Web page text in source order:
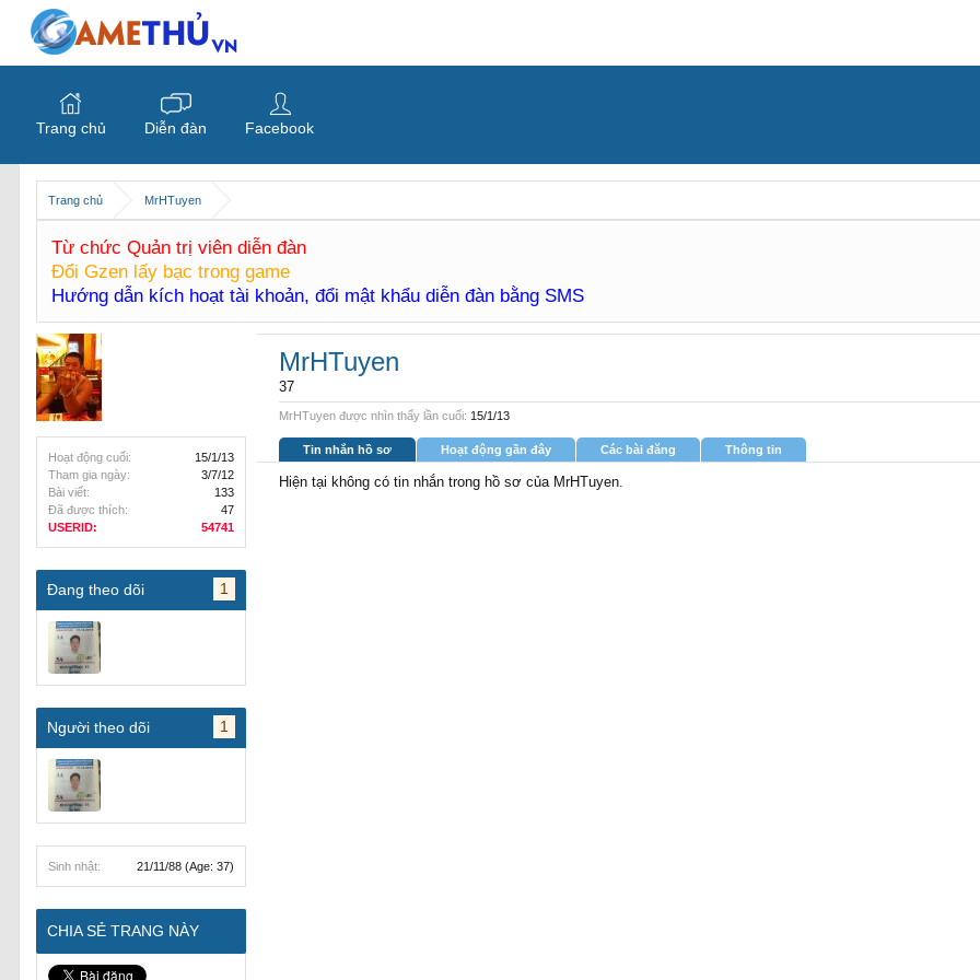
Trang chủ MrHTuyen
Từ chức Quản trị viên diễn đàn
Đổi Gzen lấy bạc trong game
Hướng dẫn kích hoạt tài khoản, đổi mật khẩu diễn đàn bằng SMS
Hoạt động cuối:
15/1/13
Tham gia ngày:
3/7/12
Bài viết:
133
Đã được thích:
47
USERID:
54741
Đang theo dõi 1
Người theo dõi 1
Sinh nhật: 21/11/88 (Age: 37)
CHIA SẺ TRANG NÀY
MrHTuyen
37
MrHTuyen được nhìn thấy lần cuối: 15/1/13
Tin nhắn hồ sơ Hoạt động gần đây Các bài đăng Thông tin
Hiện tại không có tin nhắn trong hồ sơ của MrHTuyen.
Trang chủ Diễn đàn Facebook